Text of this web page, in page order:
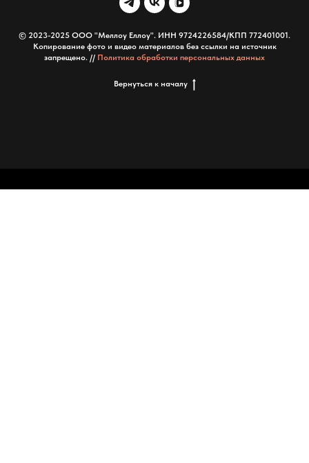
© 2023-2025 ООО "Меллоу Еллоу". ИНН 9724226584/КПП 772401001.
Копирование фото и видео материалов без ссылки на источник
запрещено. // Политика обработки персональных данных
Вернуться к началу